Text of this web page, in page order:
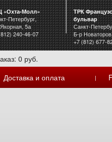
«Охта-Молл»
Петербург,
5а
240-46-07
ТРК
бульвар
Санкт-
Б-р
+7 (812) 677-
0 руб.
Доставка и оплата |